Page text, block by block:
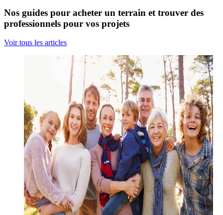
Nos guides pour acheter un terrain et trouver des
professionnels pour vos projets
Voir tous les articles